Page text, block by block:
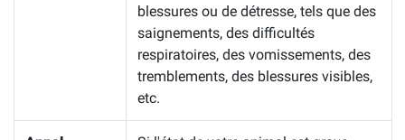
blessures ou de détresse, tels que des
saignements, des difficultés
respiratoires, des vomissements, des
tremblements, des blessures visibles,
etc.